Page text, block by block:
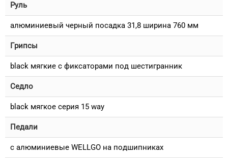
Руль
алюминиевый черный посадка 31,8 ширина 760 мм
Грипсы
black мягкие c фиксаторами под шестигранник
Седло
black мягкое серия 15 way
Педали
с алюминиевые WELLGO на подшипниках